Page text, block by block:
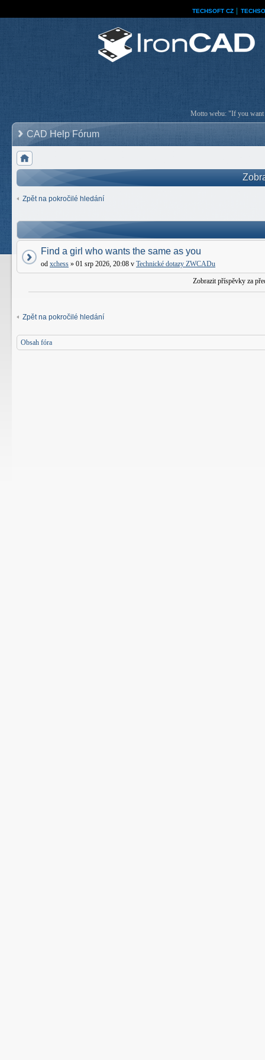
TECHSOFT CZ
Motto webu: "If you want
CAD Help Fórum
Zpět na pokročilé hledání
Find a girl who wants the same as you
od xchess » 01 srp 2026, 20:08 v Technické dotazy ZWCADu
Zobrazit příspěvky za
Zpět na pokročilé hledání
Obsah fóra